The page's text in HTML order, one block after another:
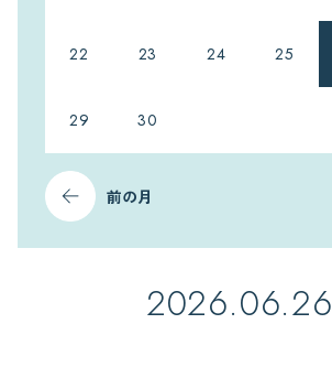
22 23 24 25
29 30
前の月
2026.06.26